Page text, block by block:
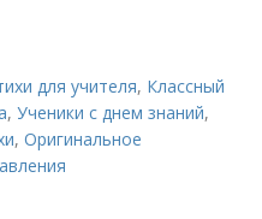
для учителя, Классный
,Ученики с днем знаний,
,Оригинальное